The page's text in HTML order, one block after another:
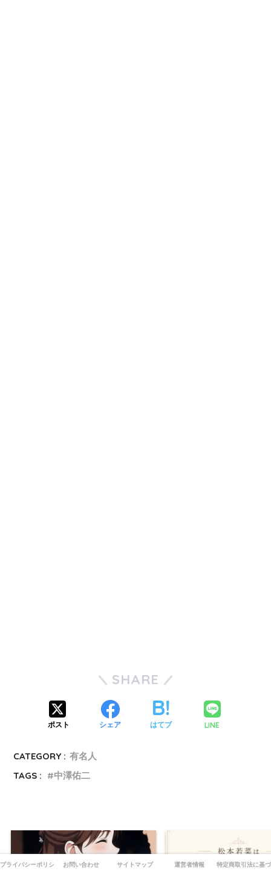
SHARE
ポスト シェア はてブ LINE
CATEGORY : 有名人
TAGS :
中澤佑二
プライバシーポリシー お問い合わせ サイトマップ 運営者情報 特定商取引法に基